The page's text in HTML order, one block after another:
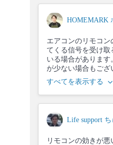
HOMEMARK
エアコンのリモコ
てくる信号を受け
いる場合がありま
が少ない場合もござ
すべてを表示する
Life support
リモコンの効きが